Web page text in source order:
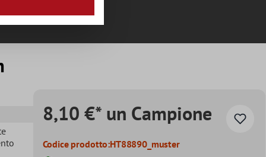
8,10 €* un Campione
Codice prodotto:HT88890_muster